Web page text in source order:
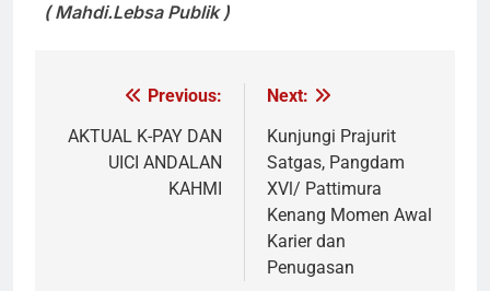
( Mahdi.Lebsa Publik )
Navigasi
pos
Previous:
AKTUAL K-PAY DAN
UICI ANDALAN
KAHMI
Next:
Kunjungi Prajurit
Satgas, Pangdam
XVl/ Pattimura
Kenang Momen Awal
Karier dan
Penugasan